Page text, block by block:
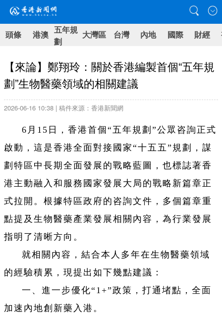
頭條 港澳 五年規
劃
大灣區 台灣 內地 國際 財經
【來論】鄭翔玲：關於香港編製首個“五年規
劃”生物醫藥領域的相關建議
2026-06-16 10:38 | 稿件來源：香港新聞網
6月15日，香港首個“五年規劃”公眾咨詢正式
啟動，這是香港全面對接國家“十五五”規劃，謀
劃特區中長期全面發展的戰略藍圖，也標誌著香
港主動融入和服務國家發展大局的戰略新篇章正
式拉開。根據特區政府的咨詢文件，多個篇章重
點提及生物醫藥產業發展相關內容，為行業發展
指明了清晰方向。
就相關內容，結合本人多年在生物醫藥領域
的經驗積累，現提出如下幾點建議：
一、進一步優化“1+”政策，打通堵點，全面
加速內地創新藥入港。